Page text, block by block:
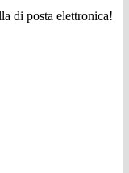
di posta elettronica!